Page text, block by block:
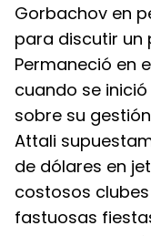
Gorbachov en
para discutir un
Permaneció en
cuando se
sobre su
Attali
de dólares en
costosos
fastuosas